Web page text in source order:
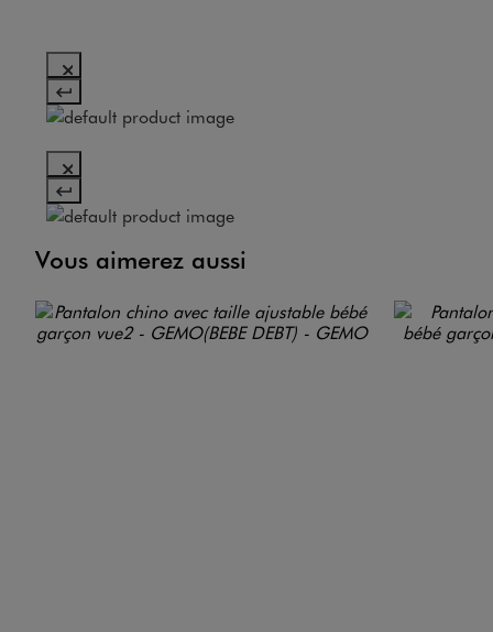
Vous aimerez aussi